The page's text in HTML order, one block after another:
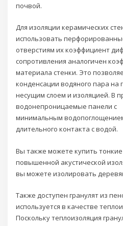
почвой.
Для изоляции керамических
использовать
отверстиям их коэффициент
сопротивления аналогичен
материала стенки. Это
конденсации водяного пара на
несущим слоем и изоляцией. В
водонепроницаемые панели с
минимальным
длительного контакта с водой.
Вы также можете купить
повышенной акустической
вы можете изолировать
Также доступен гранулят из
используется в качестве
Поскольку теплоизоляция